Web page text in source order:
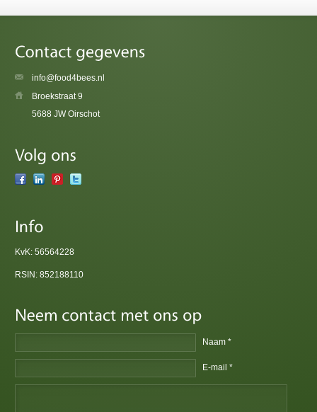
info@food4bees.nl
Broekstraat 9
5688 JW Oirschot
KvK: 56564228
RSIN: 852188110
Naam *
E-mail *